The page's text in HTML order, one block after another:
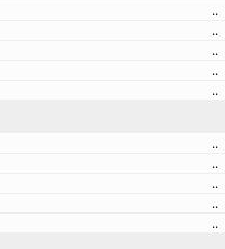
..
..
..
..
..
..
..
..
..
..